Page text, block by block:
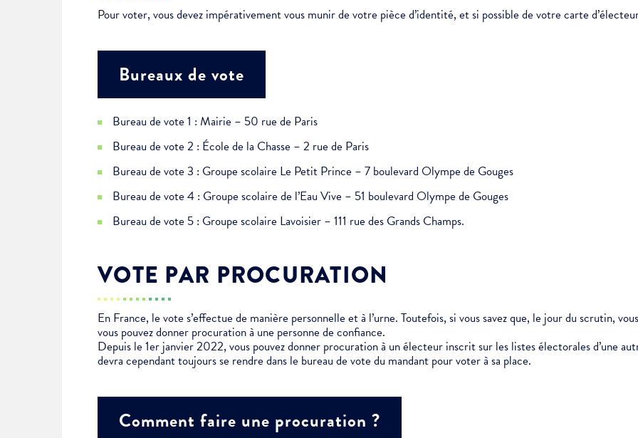
Pour voter, vous devez impérativement vous munir de votre pièce d’identité, et si possible de votre carte
Bureaux de vote
Bureau de vote 1 : Mairie – 50 rue de Paris
Bureau de vote 2 : École de la Chasse – 2 rue de Paris
Bureau de vote 3 : Groupe scolaire Le Petit Prince – 7 boulevard Olympe de Gouges
Bureau de vote 4 : Groupe scolaire de l’Eau Vive – 51 boulevard Olympe de Gouges
Bureau de vote 5 : Groupe scolaire Lavoisier – 111 rue des Grands Champs.
VOTE PAR PROCURATION
En France, le vote s’effectue de manière personnelle et à l’urne. Toutefois, si vous savez que, le jour du scrutin,
vous pouvez donner procuration à une personne de confiance.
Depuis le 1er janvier 2022, vous pouvez donner procuration à un électeur inscrit sur les listes électorales d’une
devra cependant toujours se rendre dans le bureau de vote du mandant pour voter à sa place.
Comment faire une procuration ?
Alertes Mail
Newsletter Culture
Newsletter Sport et Vie associative